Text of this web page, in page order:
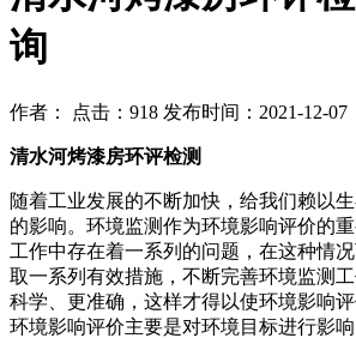
询
作者： 点击：918 发布时间：2021-12-07
清水河烤漆房环评检测
随着工业发展的不断加快，给我们赖以
的影响。环境监测作为环境影响评价的
工作中存在着一系列的问题，在这种情
取一系列有效措施，不断完善环境监测
科学、更准确，这样才得以使环境影响评
环境影响评价主要是对环境目标进行影